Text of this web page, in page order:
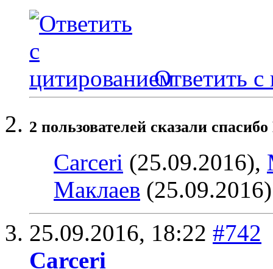
Ответить с
2 пользователей сказали
Carceri (25.09.2016),
Маклаев (25.09.2016)
25.09.2016, 18:22 #742
Carceri